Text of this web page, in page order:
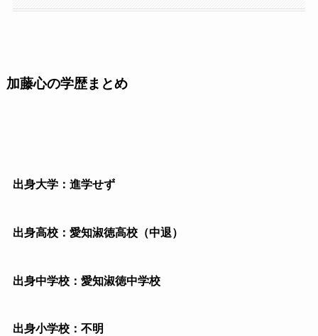
加藤心の学歴まとめ
出身大学：進学せず
出身高校：愛知淑徳高校（中退）
出身中学校：愛知淑徳中学校
出身小学校：不明